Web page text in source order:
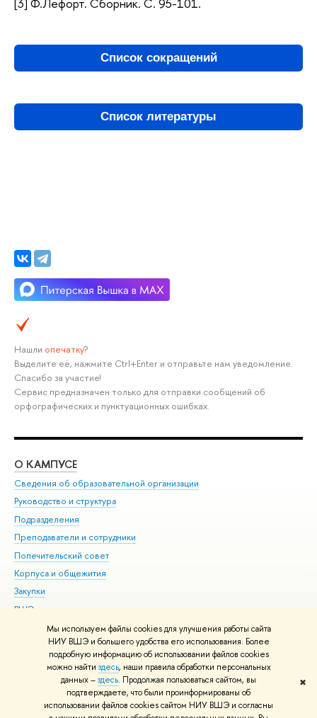
Мы используем файлы cookies для улучшения работы сайта
НИУ ВШЭ и большего удобства его использования. Более
подробную информацию об использовании файлов cookies
можно найти здесь, наши правила обработки персональных
данных –здесь. Продолжая пользоваться сайтом, вы
подтверждаете, что были проинформированы об
использовании файлов cookies сайтом НИУ ВШЭ и согласны
✖
Список сокращений
Список литературы
Нашли опечатку?
Выделите её, нажмите Ctrl+Enter и отправьте нам уведомление.
Спасибо за участие!
Сервис предназначен только для отправки сообщений об
орфографических и пунктуационных ошибках.
О КАМПУСЕ
Сведения об образовательной организации
Руководство и структура
Подразделения
Преподаватели и сотрудники
Попечительский совет
Корпуса и общежития
Закупки
ВШЭ для студентов с ограниченными возможностями
здоровья и инвалидностью
Версия для слабовидящих
Единая платежная страница
© НИУ ВШЭ 1993–2026 Адреса и контакты Условия использования